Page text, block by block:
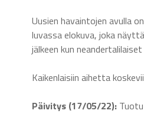
Uusien havaintojen avulla
luvassa elokuva, joka
jälkeen kun
Kaikenlaisiin aihetta
Päivitys (17/05/22):